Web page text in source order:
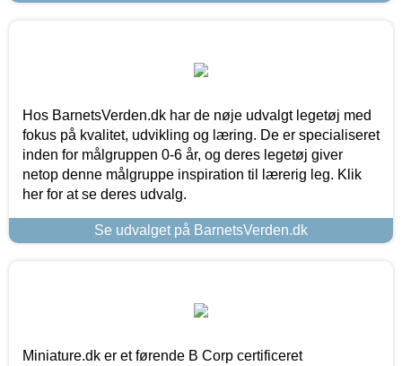
Hos BarnetsVerden.dk har de nøje udvalgt legetøj med
fokus på kvalitet, udvikling og læring. De er specialiseret
inden for målgruppen 0-6 år, og deres legetøj giver
netop denne målgruppe inspiration til lærerig leg. Klik
her for at se deres udvalg.
Se udvalget på BarnetsVerden.dk
Miniature.dk er et førende B Corp certificeret